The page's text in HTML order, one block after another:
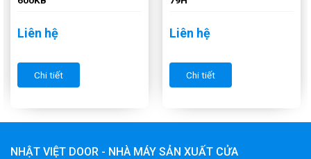
Liên hệ
Chi tiết
Liên hệ
Chi tiết
NHẬT VIỆT DOOR - NHÀ MÁY SẢN XUẤT CỬA